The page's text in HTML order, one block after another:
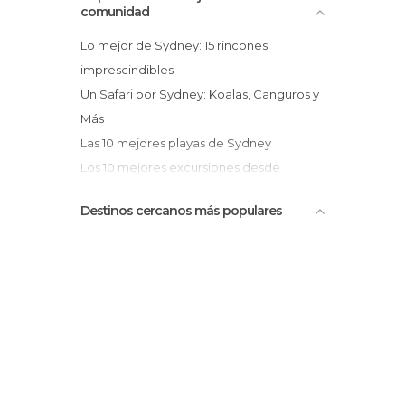
comunidad
Lo mejor de Sydney: 15 rincones
imprescindibles
Un Safari por Sydney: Koalas, Canguros y
Más
Las 10 mejores playas de Sydney
Los 10 mejores excursiones desde
El Sydney esencial: Paseo Costero desde
Destinos cercanos más populares